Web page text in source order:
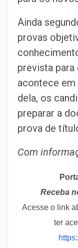
Ainda
provas
prevista para
acontece
dela, os
preparar a
prova de
Com
Receba
Acesse o link
ter